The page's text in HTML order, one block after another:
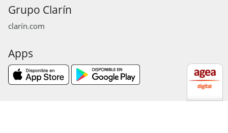
Grupo Clarín
clarín.com
Apps